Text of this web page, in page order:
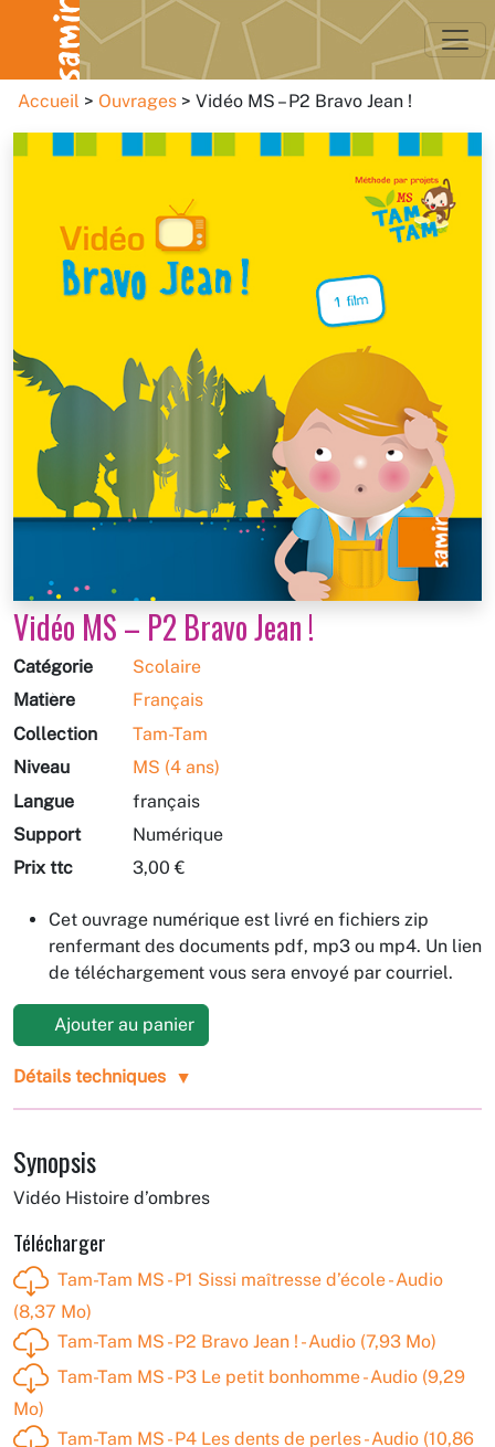
Accueil Ouvrages Vidéo MS – P2 Bravo Jean !
Vidéo MS – P2 Bravo Jean !
Catégorie
Scolaire
Matière
Français
Collection
Tam-Tam
Niveau
MS (4 ans)
Langue
français
Support
Numérique
Prix ttc
3,00 €
Cet ouvrage numérique est livré en fichiers zip
renfermant des documents pdf, mp3 ou mp4. Un lien
de téléchargement vous sera envoyé par courriel.
Ajouter au panier
Détails techniques
Synopsis
Vidéo Histoire d’ombres
Télécharger
Tam-Tam MS - P1 Sissi maîtresse d’école - Audio
(8,37 Mo)
Tam-Tam MS - P2 Bravo Jean ! - Audio (7,93 Mo)
Tam-Tam MS - P3 Le petit bonhomme - Audio (9,29
Mo)
Tam-Tam MS - P4 Les dents de perles - Audio (10,86